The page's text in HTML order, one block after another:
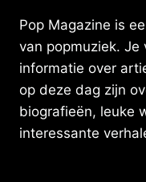
Pop Magazine is
van popmuziek.
informatie over
op deze dag zijn
biografieën, leuke
interessante